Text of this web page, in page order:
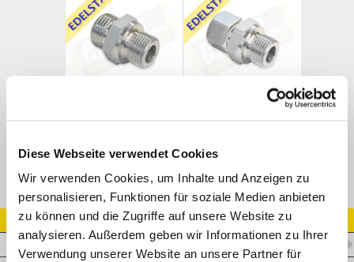
Diese Webseite verwendet Cookies
Wir verwenden Cookies, um Inhalte und Anzeigen zu
personalisieren, Funktionen für soziale Medien anbieten
zu können und die Zugriffe auf unsere Website zu
analysieren. Außerdem geben wir Informationen zu Ihrer
Verwendung unserer Website an unsere Partner für
XGE-R Gerade Einschraubverschr. Edelstahl
Artikel Nr.
V.XAL18R3/4VA